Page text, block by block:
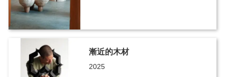
漸近的木材
2025